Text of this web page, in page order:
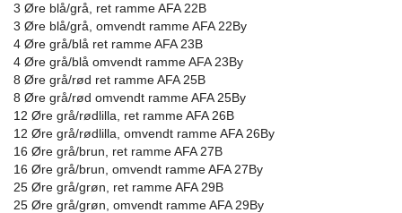
3 Øre blå/grå, ret ramme AFA 22B
3 Øre blå/grå, omvendt ramme AFA 22By
4 Øre grå/blå ret ramme AFA 23B
4 Øre grå/blå omvendt ramme AFA 23By
8 Øre grå/rød ret ramme AFA 25B
8 Øre grå/rød omvendt ramme AFA 25By
12 Øre grå/rødlilla, ret ramme AFA 26B
12 Øre grå/rødlilla, omvendt ramme AFA 26By
16 Øre grå/brun, ret ramme AFA 27B
16 Øre grå/brun, omvendt ramme AFA 27By
25 Øre grå/grøn, ret ramme AFA 29B
25 Øre grå/grøn, omvendt ramme AFA 29By